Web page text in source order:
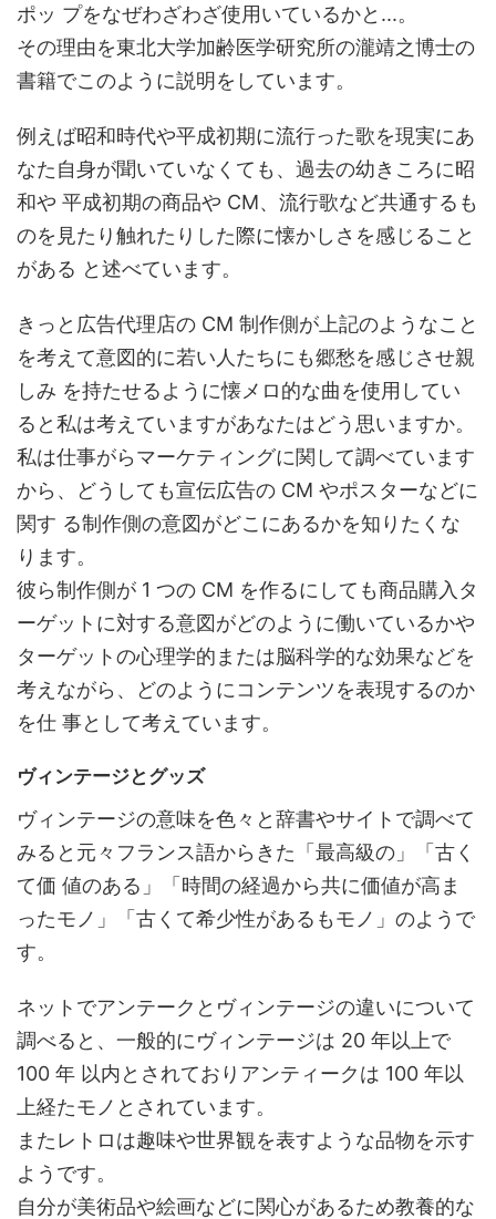
ポッ プをなぜわざわざ使用いているかと...。
その理由を東北大学加齢医学研究所の瀧靖之博士の
書籍でこのように説明をしています。
例えば昭和時代や平成初期に流行った歌を現実にあ
なた自身が聞いていなくても、過去の幼きころに昭
和や 平成初期の商品や CM、流行歌など共通するも
のを見たり触れたりした際に懐かしさを感じること
がある と述べています。
きっと広告代理店の CM 制作側が上記のようなこと
を考えて意図的に若い人たちにも郷愁を感じさせ親
しみ を持たせるように懐メロ的な曲を使用してい
ると私は考えていますがあなたはどう思いますか。
私は仕事がらマーケティングに関して調べています
から、どうしても宣伝広告の CM やポスターなどに
関す る制作側の意図がどこにあるかを知りたくな
ります。
彼ら制作側が 1 つの CM を作るにしても商品購入タ
ーゲットに対する意図がどのように働いているかや
ターゲットの心理学的または脳科学的な効果などを
考えながら、どのようにコンテンツを表現するのか
を仕 事として考えています。
ヴィンテージとグッズ
ヴィンテージの意味を色々と辞書やサイトで調べて
みると元々フランス語からきた「最高級の」「古く
て価 値のある」「時間の経過から共に価値が高ま
ったモノ」「古くて希少性があるもモノ」のようで
す。
ネットでアンテークとヴィンテージの違いについて
調べると、一般的にヴィンテージは 20 年以上で
100 年 以内とされておりアンティークは 100 年以
上経たモノとされています。
またレトロは趣味や世界観を表すような品物を示す
ようです。
自分が美術品や絵画などに関心があるため教養的な